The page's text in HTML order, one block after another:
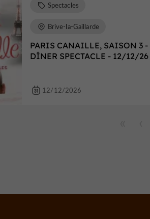
PARIS CANAILLE, SAISON 3 -
DÎNER SPECTACLE - 12/12/26
Spectacles
Brive-la-Gaillarde
12/12/2026